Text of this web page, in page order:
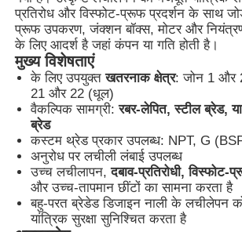
प्रतिरोध और विस्फोट-प्रूफ प्रदर्शन के साथ
प्रूफ उपकरण, जंक्शन बॉक्स, मोटर और
के लिए आदर्श है जहां कंपन या गति होती है।
मुख्य विशेषताएं
के लिए उपयुक्तखतरनाक क्षेत्र: जोन 1 और
21 और 22 (धूल)
वैकल्पिक सामग्री:रबर-लेपित, स्टील ब्रेड,
ब्रेड
कस्टम थ्रेड प्रकार उपलब्ध: NPT, G
अनुरोध पर लचीली लंबाई उपलब्ध
उच्च लचीलापन,दबाव-प्रतिरोधी, विस्फोट-
और उच्च-तापमान छींटों का सामना करता है
बहु-परत ब्रेडेड डिजाइन नाली के लचीलेपन
यांत्रिक सुरक्षा सुनिश्चित करता है